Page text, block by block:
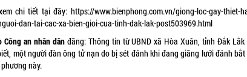
chi tiết tại đây: https://www.bienphong.com.vn/giong-loc-gay-thiet-
dan-tai-cac-xa-bien-gioi-cua-tinh-dak-lak-post503969.html
Công an nhân dânđăng: Thông tin từ UBND xã Hòa Xuân, tỉnh Đắk
một người đàn ông tử nạn do bị sét đánh khi đang giăng lưới đánh bắt
này.